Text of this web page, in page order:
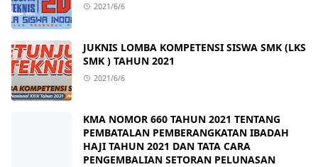
2021/6/6
JUKNIS LOMBA KOMPETENSI SISWA SMK (LKS
SMK ) TAHUN 2021
2021/6/6
KMA NOMOR 660 TAHUN 2021 TENTANG
PEMBATALAN PEMBERANGKATAN IBADAH
HAJI TAHUN 2021 DAN TATA CARA
PENGEMBALIAN SETORAN PELUNASAN